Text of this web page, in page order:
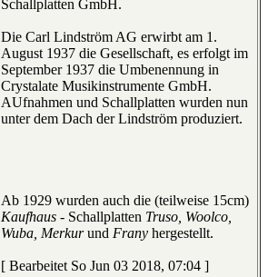
Schallplatten GmbH.
Die Carl Lindström AG erwirbt am 1.
August 1937 die Gesellschaft, es erfolgt im
September 1937 die Umbenennung in
Crystalate Musikinstrumente GmbH.
AUfnahmen und Schallplatten wurden nun
unter dem Dach der Lindström produziert.
Ab 1929 wurden auch die (teilweise 15cm)
Kaufhaus - Schallplatten Truso, Woolco,
Wuba, Merkurund Frany hergestellt.
[ Bearbeitet So Jun 03 2018, 07:04 ]